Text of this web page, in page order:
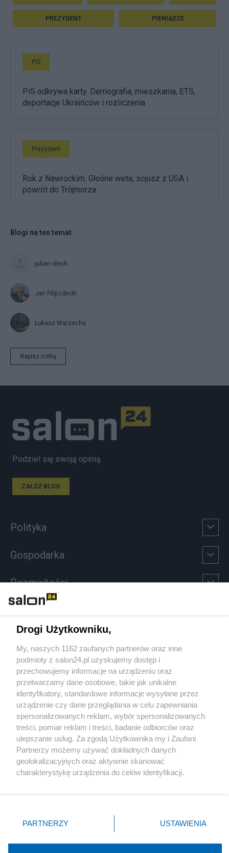
PREZYDENT PIENIĄDZE
PiS
PiS odkrywa karty. Demografia, mieszkania, ETS,
deportacje Ukraińców i rozliczenia
Prezydent
Rok z Nawrockim. Głośne weta, sojusz z USA i
powrót do Trójmorza
Blogi na ten temat
julian olech
Jan Filip Libicki
Łukasz Warzecha
Napisz notkę
Podziel się swoją opinią
ZAŁÓŻ BLOG
Polityka
Gospodarka
Rozmaitości
Sport
Społeczeństwo
Kultura
X Facebook Instagram Youtube
Drogi Użytkowniku,
My, naszych 1162 zaufanych partnerów oraz inne
podmioty z salon24.pl uzyskujemy dostęp i
przechowujemy informacje na urządzeniu oraz
przetwarzamy dane osobowe, takie jak unikalne
identyfikatory, standardowe informacje wysyłane przez
urządzenie czy dane przeglądania w celu zapewniania
spersonalizowanych reklam, wybór spersonalizowanych
treści, pomiar reklam i treści, badanie odbiorców oraz
ulepszanie usług. Za zgodą Użytkownika my i Zaufani
Partnerzy możemy używać dokładnych danych
geolokalizacyjnych oraz aktywnie skanować
charakterystykę urządzenia do celów identyfikacji.
zmienić/wycofać klikając przycisk ustawień prywatności
znajdujący się w lewym dolnym rogu strony
rodzaje przetwarzania danych nie wymagają zgody
PARTNERZY USTAWIENIA